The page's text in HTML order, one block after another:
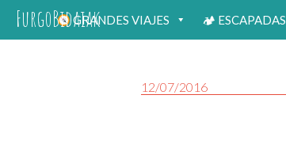
FurgoBidaiakGRANDES VIAJES 🏕 ESCAPADAS
12/07/2016